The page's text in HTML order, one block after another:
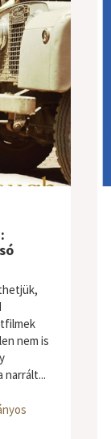
nem is
narrált...